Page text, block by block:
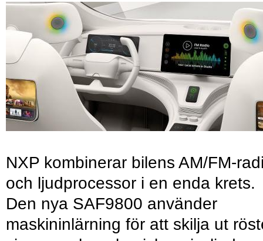
NXP kombinerar bilens AM/FM-
och ljudprocessor i en enda krets.
Den nya SAF9800 använder
maskininlärning för att skilja ut